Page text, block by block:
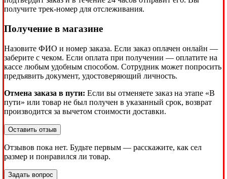
получите трек-номер для отслеживания.
Получение в магазине
Назовите ФИО и номер заказа. Если заказ оплачен онлайн —
заберите с чеком. Если оплата при получении — оплатите на
кассе любым удобным способом. Сотрудник может попросить
предъявить документ, удостоверяющий личность.
Отмена заказа в пути: Если вы отменяете заказ на этапе «В
пути» или товар не был получен в указанный срок, возврат
производится за вычетом стоимости доставки.
Оставить отзыв
Отзывов пока нет. Будьте первым — расскажите, как сел
размер и понравился ли товар.
Задать вопрос